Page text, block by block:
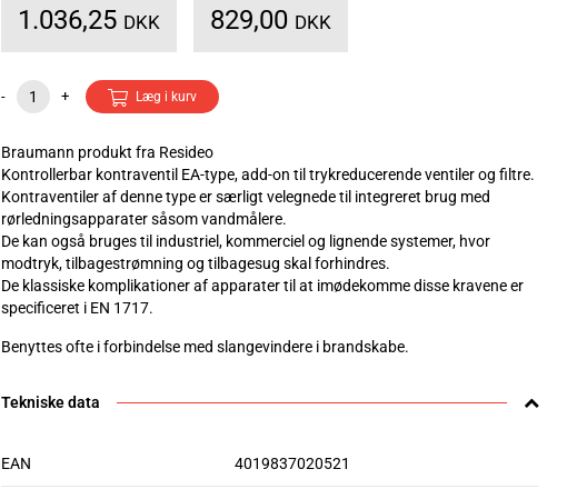
1.036,25 DKK 829,00 DKK
- + Læg i kurv
Braumann produkt fra Resideo
Kontrollerbar kontraventil EA-type, add-on til trykreducerende ventiler og filtre.
Kontraventiler af denne type er særligt velegnede til integreret brug med
rørledningsapparater såsom vandmålere.
De kan også bruges til industriel, kommerciel og lignende systemer, hvor
modtryk, tilbagestrømning og tilbagesug skal forhindres.
De klassiske komplikationer af apparater til at imødekomme disse kravene er
specificeret i EN 1717.
Benyttes ofte i forbindelse med slangevindere i brandskabe.
Tekniske data
EAN 4019837020521